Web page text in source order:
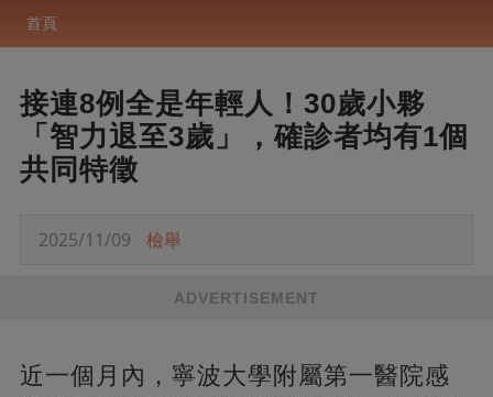
首頁
接連8例全是年輕人！30歲小夥
「智力退至3歲」，確診者均有1個
共同特徵
2025/11/09 檢舉
ADVERTISEMENT
近一個月內，寧波大學附屬第一醫院感